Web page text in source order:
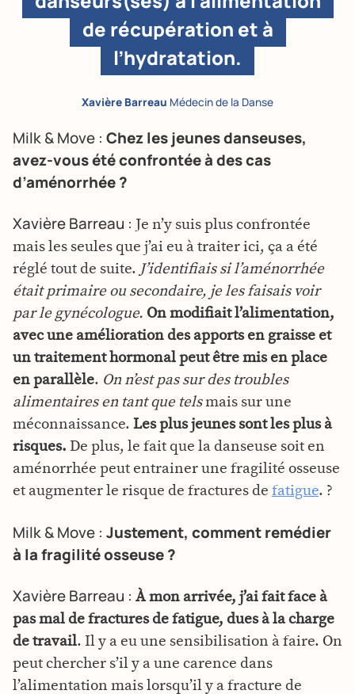
de récupération et à
l’hydratation.
Xavière Barreau Médecin de la Danse
Milk & Move : Chez les jeunes danseuses,
avez-vous été confrontée à des cas
d’aménorrhée ?
Xavière Barreau : Je n’y suis plus confrontée
mais les seules que j’ai eu à traiter ici, ça a été
réglé tout de suite. J’identifiais si l’aménorrhée
était primaire ou secondaire, je les faisais voir
par le gynécologue. On modifiait l’alimentation,
avec une amélioration des apports en graisse et
un traitement hormonal peut être mis en place
en parallèle. On n’est pas sur des troubles
alimentaires en tant que telsmais sur une
méconnaissance. Les plus jeunes sont les plus à
risques. De plus, le fait que la danseuse soit en
aménorrhée peut entrainer une fragilité osseuse
et augmenter le risque de fractures de fatigue. ?
Milk & Move : Justement, comment remédier
à la fragilité osseuse ?
Xavière Barreau : À mon arrivée, j’ai fait face à
pas mal de fractures de fatigue, dues à la charge
de travail. Il y a eu une sensibilisation à faire. On
peut chercher s’il y a une carence dans
l’alimentation mais lorsqu’il y a fracture de